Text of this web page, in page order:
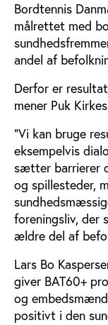
Bordtennis
målrettet med
andel af
Derfor er
mener Puk
"Vi kan bruge
eksempelvis
sætter barrierer
og spillesteder,
foreningsliv, der
ældre del af
Lars Bo
giver BAT60+
og
positivt i den